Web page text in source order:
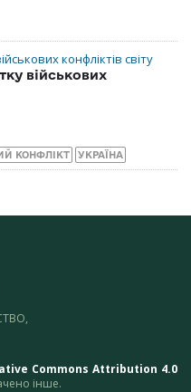
військових
КОНФЛІКТ УКРАЇНА
Commons Attribution 4.0
інше.